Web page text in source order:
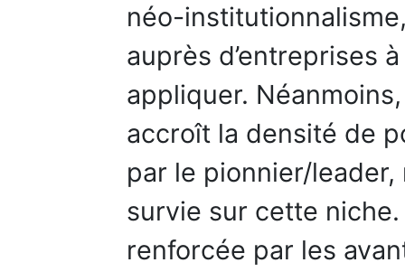
néo-
auprès d’entreprises
appliquer.
accroît la densité de
par le pionnier/
survie sur cette
renforcée par les